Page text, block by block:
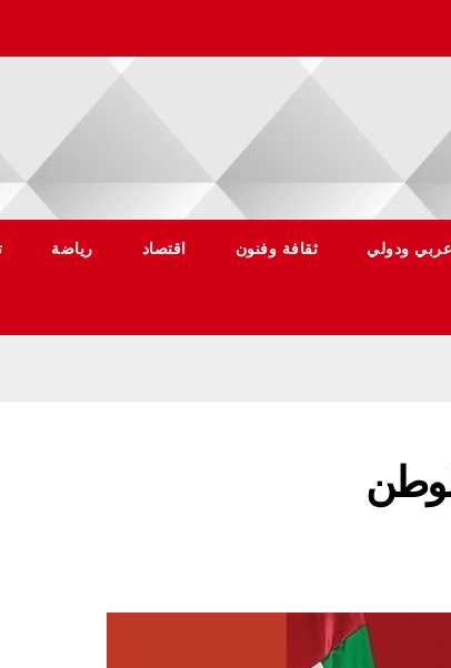
عربي ودولي ثقافة وفنون اقتصاد رياضة